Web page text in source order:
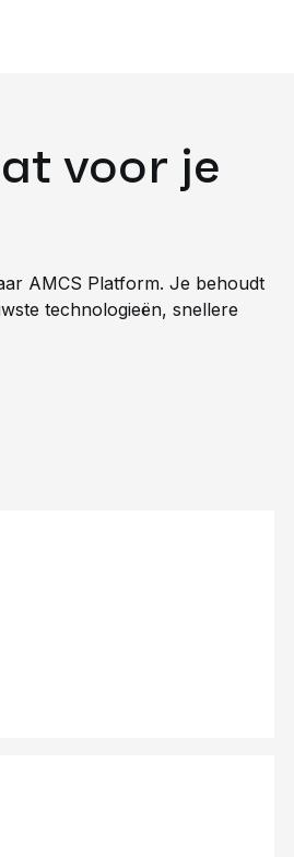
voor groei & hoge
voor je
AMCS Platform. Je behoudt
technologieën, snellere